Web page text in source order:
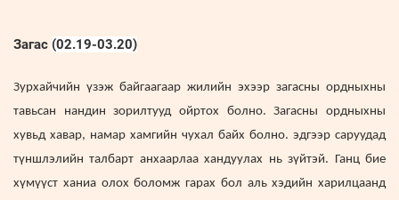
Загас (02.19-03.20)
Зурхайчийн үзэж байгаагаар жилийн эхээр загасны ордныхны
тавьсан нандин зорилтууд ойртох болно. Загасны ордныхны
хувьд хавар, намар хамгийн чухал байх болно. эдгээр саруудад
түншлэлийн талбарт анхаарлаа хандуулах нь зүйтэй. Ганц бие
хүмүүст ханиа олох боломж гарах бол аль хэдийн харилцаанд